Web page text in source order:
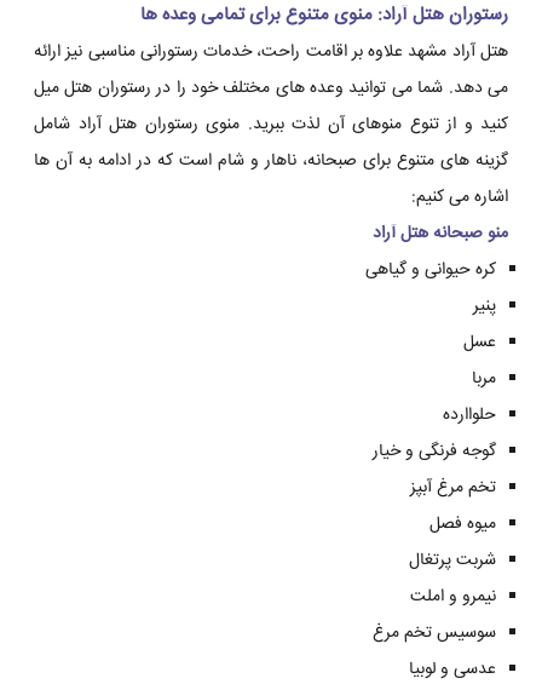
رستوران هتل آراد: منوی متنوع برای تمامی وعده ها
هتل آراد مشهد علاوه بر اقامت راحت، خدمات رستورانی مناسبی نیز ارائه
می دهد. شما می توانید وعده های مختلف خود را در رستوران هتل میل
کنید و از تنوع منوهای آن لذت ببرید. منوی رستوران هتل آراد شامل
گزینه های متنوع برای صبحانه، ناهار و شام است که در ادامه به آن ها
اشاره می کنیم:
منو صبحانه هتل آراد
کره حیوانی و گیاهی
پنیر
عسل
مربا
حلواارده
گوجه فرنگی و خیار
تخم مرغ آبپز
میوه فصل
شربت پرتغال
نیمرو و املت
سوسیس تخم مرغ
عدسی و لوبیا